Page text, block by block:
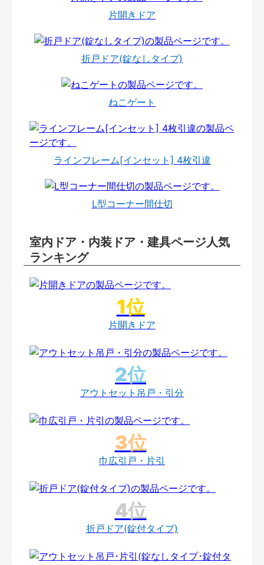
片開きドア
折戸ドア(錠なしタイプ)
ねこゲート
ラインフレーム[インセット] 4枚引違
L型コーナー間仕切
室内ドア・内装ドア・建具ページ人気
ランキング
片開きドア
アウトセット吊戸・引分
巾広引戸・片引
折戸ドア(錠付タイプ)